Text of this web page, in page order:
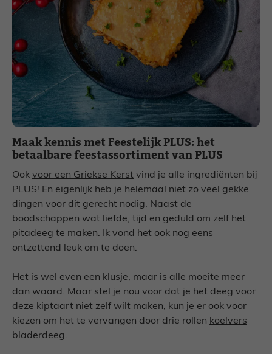
Maak kennis met Feestelijk PLUS: het
betaalbare feestassortiment van PLUS
Ook voor een Griekse Kerst vind je alle ingrediënten bij
PLUS! En eigenlijk heb je helemaal niet zo veel gekke
dingen voor dit gerecht nodig. Naast de
boodschappen wat liefde, tijd en geduld om zelf het
pitadeeg te maken. Ik vond het ook nog eens
ontzettend leuk om te doen.
Het is wel even een klusje, maar is alle moeite meer
dan waard. Maar stel je nou voor dat je het deeg voor
deze kiptaart niet zelf wilt maken, kun je er ook voor
kiezen om het te vervangen door drie rollen koelvers
bladerdeeg.